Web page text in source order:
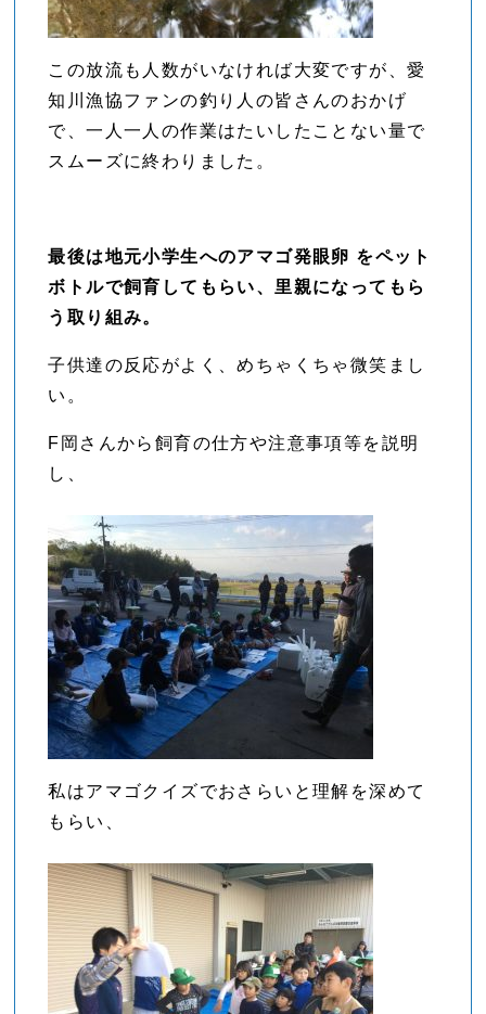
この放流も人数がいなければ大変ですが、愛
知川漁協ファンの釣り人の皆さんのおかげ
で、一人一人の作業はたいしたことない量で
スムーズに終わりました。
最後は地元小学生へのアマゴ発眼卵 をペット
ボトルで飼育してもらい、里親になってもら
う取り組み。
子供達の反応がよく、めちゃくちゃ微笑まし
い。
F岡さんから飼育の仕方や注意事項等を説明
し、
私はアマゴクイズでおさらいと理解を深めて
もらい、